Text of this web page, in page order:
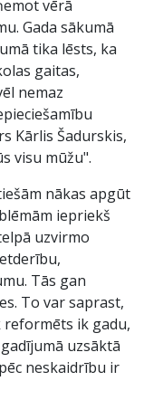
vērā
Gada sākumā
tika lēsts, ka
gaitas,
nemaz
Kārlis Šadurskis,
visu mūžu".
nākas apgūt
iepriekš
uzvirmo
Tās gan
To var saprast,
ik gadu,
uzsāktā
neskaidrību ir